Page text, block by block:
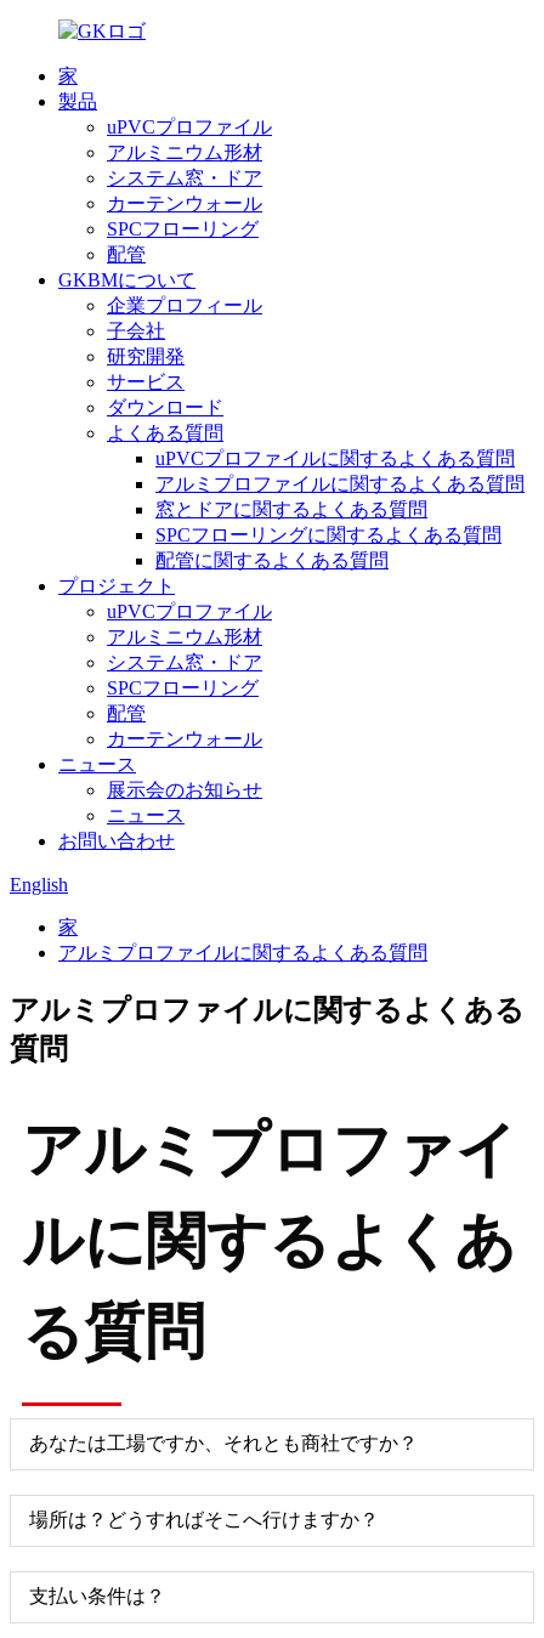
家
製品
uPVCプロファイル
アルミニウム形材
システム窓・ドア
カーテンウォール
SPCフローリング
配管
GKBMについて
企業プロフィール
子会社
研究開発
サービス
ダウンロード
よくある質問
uPVCプロファイルに関するよくある質問
アルミプロファイルに関するよくある質問
窓とドアに関するよくある質問
SPCフローリングに関するよくある質問
配管に関するよくある質問
プロジェクト
uPVCプロファイル
アルミニウム形材
システム窓・ドア
SPCフローリング
配管
カーテンウォール
ニュース
展示会のお知らせ
ニュース
お問い合わせ
English
家
アルミプロファイルに関するよくある質問
アルミプロファイルに関するよくある
質問
アルミプロファイ
ルに関するよくあ
る質問
あなたは工場ですか、それとも商社ですか？
場所は？どうすればそこへ行けますか？
支払い条件は？